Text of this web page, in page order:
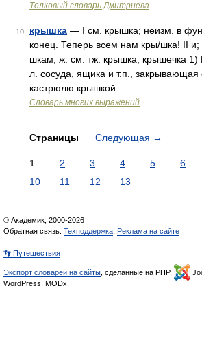
Толковый словарь Дмитриева
10 крышка — I см. крышка; неизм. в
конец. Теперь всем нам кры/шка! II
шкам; ж. см. тж. крышка, крышечка 1)
л. сосуда, ящика и т.п., закрывающая
кастрюлю крышкой …
Словарь многих выражений
Страницы Следующая →
1 2 3 4 5 6
10
11 12 13
© Академик, 2000-2026
Обратная связь: Техподдержка Реклама на сайте
👣 Путешествия
Экспорт словарей на сайты , сделанные на PHP,
WordPress, MODx.